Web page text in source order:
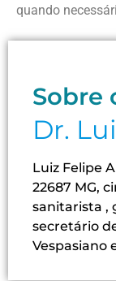
quando
Sobre
Dr.
Luiz Felipe
22687 MG,
sanitarista ,
secretário
Vespasiano